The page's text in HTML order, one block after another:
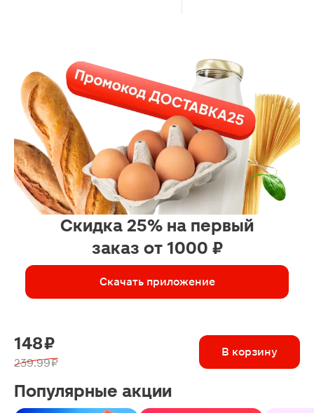
Скидка 25% на первый
заказ от 1000 ₽
Скачать приложение
148 ₽
239.99 ₽
В корзину
Популярные акции